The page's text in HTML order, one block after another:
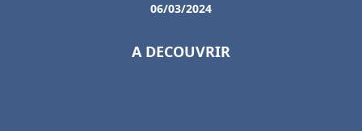
06/03/2024
A DECOUVRIR